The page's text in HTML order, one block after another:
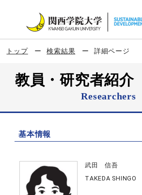
トップ 検索結果 詳細ページ
教員・研究者紹介
Researchers
基本情報
武田 信吾
TAKEDA SHINGO